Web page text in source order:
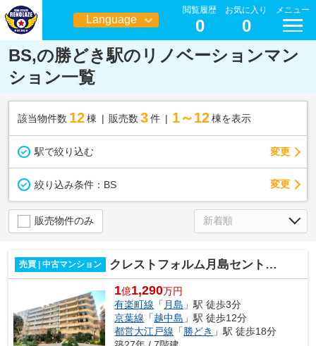
Language
日本語
閲覧履歴
0
お気に入り
0
メニュー
BS,の勝どき駅のリノベーションマン
ション一覧
該当物件数 12棟 販売数 3 件 1～12 棟を表示
駅で絞り込む 変更
絞り込み条件： BS 変更
販売物件のみ
売買 | 中古マンション クレストフォルム月島セントラルコート
1億1,290万円
有楽町線 「 月島 」駅 徒歩3分
京葉線 「越中島 」駅 徒歩12分
都営大江戸線 「 勝どき 」駅 徒歩18分